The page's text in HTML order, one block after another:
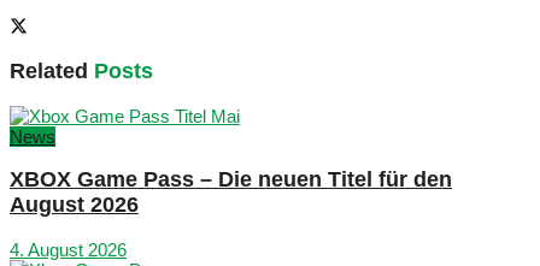
Related Posts
News
XBOX Game Pass – Die neuen Titel für den
August 2026
4. August 2026